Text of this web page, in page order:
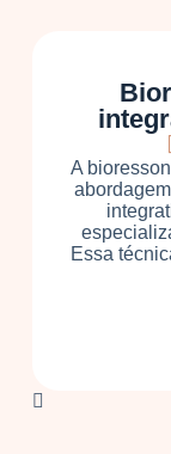
A
Essa